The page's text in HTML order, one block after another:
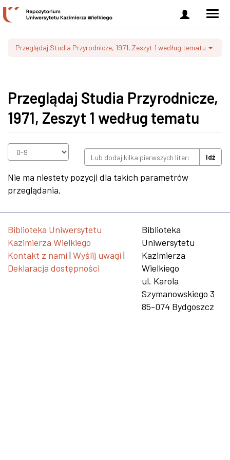
Zaloguj
się
Przeglądaj Studia Przyrodnicze, 1971, Zeszyt 1 według tematu
Przeglądaj Studia Przyrodnicze,
1971, Zeszyt 1 według tematu
Idź
Nie ma niestety pozycji dla takich parametrów
przeglądania.
Biblioteka Uniwersytetu
Kazimierza Wielkiego
Kontakt z nami | Wyślij uwagi |
Deklaracja dostępności
Biblioteka
Uniwersytetu
Kazimierza
Wielkiego
ul. Karola
Szymanowskiego 3
85-074 Bydgoszcz